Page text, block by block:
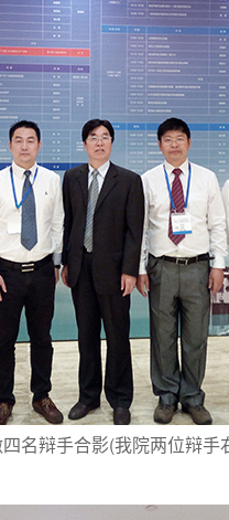
辩手合影(我院两位辩手